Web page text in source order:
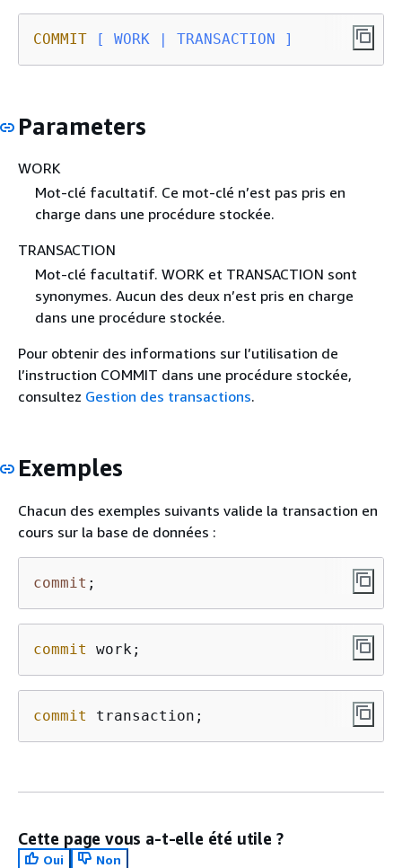
COMMIT [ WORK | TRANSACTION ]
Parameters
WORK
Mot-clé facultatif. Ce mot-clé n’est pas pris en
charge dans une procédure stockée.
TRANSACTION
Mot-clé facultatif. WORK et TRANSACTION sont
synonymes. Aucun des deux n’est pris en charge
dans une procédure stockée.
Pour obtenir des informations sur l’utilisation de
l’instruction COMMIT dans une procédure stockée,
consultez Gestion des transactions.
Exemples
Chacun des exemples suivants valide la transaction en
cours sur la base de données :
commit ;
commit work;
commit transaction;
Cette page vous a-t-elle été utile ?
Oui
Non